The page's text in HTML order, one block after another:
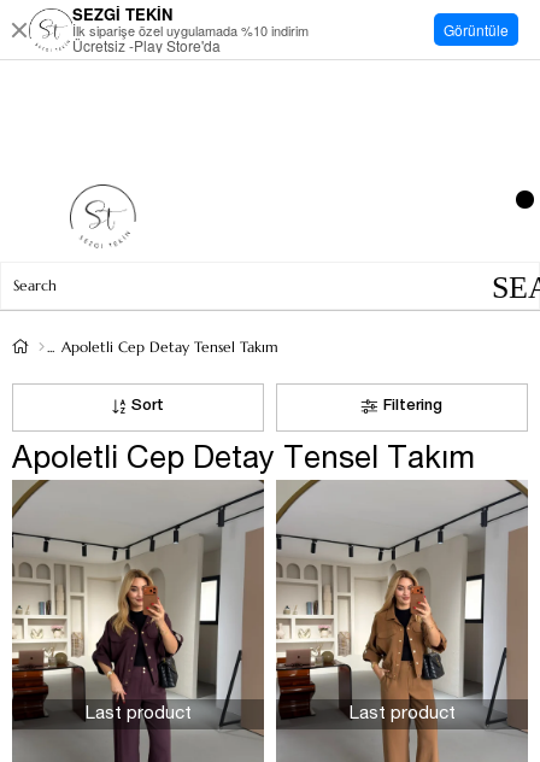
Apoletli Cep Detay Tensel Takım
Filtering
Sort
Apoletli Cep Detay Tensel Takım
Last product Last product
SEZGİ TEKİN
İlk siparişe özel uygulamada %10 indirim
Ücretsiz -Play Store'da
Görüntüle